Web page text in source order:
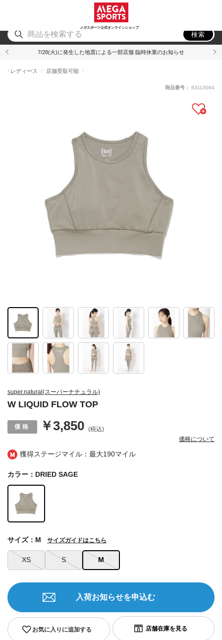
メガスポーツ公式オンラインショップ
アウトドア
検索
7/28(火)に発生した地震による一部店舗 臨時休業のお知らせ
獲得ステージマイル：最大190マイル
super.natural(スーパーナチュラル)
W LIQUID FLOW TOP
レディース 店舗受取可能
￥3,850 (税込)
価格について
商品番号： 83113084
カラー：DRIED SAGE
XS S M
サイズ：M サイズガイドはこちら
お気に入りに追加する
入荷お知らせを申込む